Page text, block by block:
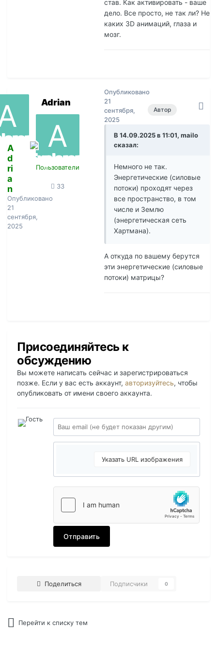
став. Как активировать - ваше
дело. Все просто, не так ли? Не
каких 3D анимаций, глаза и
мозг.
A
d
ri
a
n
Опубликовано
21
сентября,
2025
Adrian
Пользователи
33
Автор
Опубликовано
21
сентября,
2025
В 14.09.2025 в 11:01, mailo
сказал:
Немного не так.
Энергетические (силовые
потоки) проходят через
все пространство, в том
числе и Землю
(энергетическая сеть
Хартмана).
А откуда по вашему берутся
эти энергетические (силовые
потоки) матрицы?
Присоединяйтесь к
обсуждению
Вы можете написать сейчас и зарегистрироваться
позже. Если у вас есть аккаунт, авторизуйтесь, чтобы
опубликовать от имени своего аккаунта.
Указать URL изображения
Отправить
Поделиться Подписчики 0
Перейти к списку тем